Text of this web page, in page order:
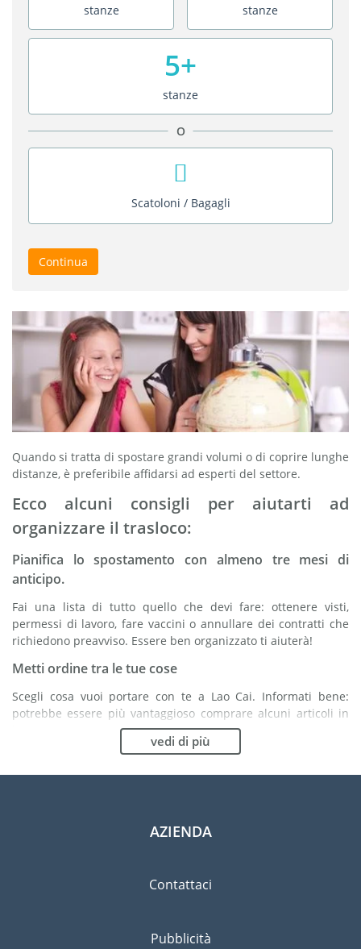
stanze stanze
5+
stanze
O
Scatoloni / Bagagli
Continua
Quando si tratta di spostare grandi volumi o di coprire lunghe
distanze, è preferibile affidarsi ad esperti del settore.
Ecco alcuni consigli per aiutarti ad
organizzare il trasloco:
Pianifica lo spostamento con almeno tre mesi di
anticipo.
Fai una lista di tutto quello che devi fare: ottenere visti,
permessi di lavoro, fare vaccini o annullare dei contratti che
richiedono preavviso. Essere ben organizzato ti aiuterà!
Metti ordine tra le tue cose
Scegli cosa vuoi portare con te a Lao Cai. Informati bene:
potrebbe essere più vantaggioso comprare alcuni articoli in
Scegli la compagnia di traslochi più adatta ad
organizzare il tuo trasferimento a Lao Cai
Eliminare il rischio non è possibile quindi un'assicurazione
vedi di più
AZIENDA
Contattaci
Pubblicità